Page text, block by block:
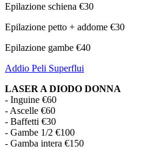
Epilazione schiena €30
Epilazione petto + addome €30
Epilazione gambe €40
Addio Peli Superflui
LASER A DIODO DONNA
- Inguine €60
- Ascelle €60
- Baffetti €30
- Gambe 1/2 €100
- Gamba intera €150